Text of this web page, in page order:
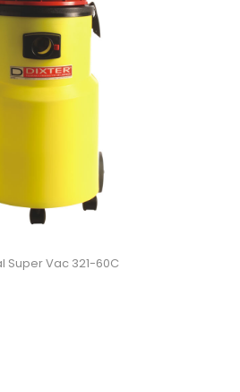
Vac 321-60C